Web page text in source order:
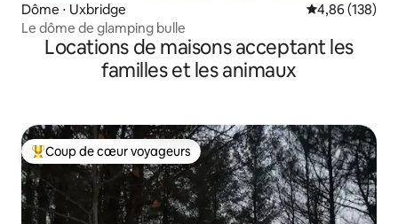
Dôme ⋅ Uxbridge Évaluation
4,86 (138)
Le dôme de glamping bulle
Locations de maisons acceptant les
familles et les animaux
Coups de cœur voyageurs les plus appréciés
Coup de cœur voyageurs